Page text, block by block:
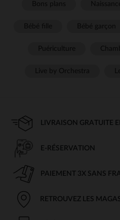
LIVRAISON GRATUITE
E-RÉSERVATION
PAIEMENT 3X SANS
RETROUVEZ LES